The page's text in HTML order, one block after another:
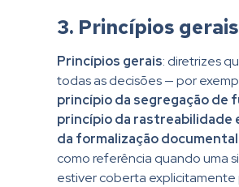
3. Princípios gerais
Princípios gerais: diretrizes
todas as decisões — por
princípio da segregação de
princípio da rastreabilidade
da formalização documental
como referência quando uma
estiver coberta explicitamente